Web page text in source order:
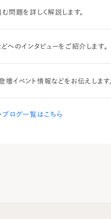
題を詳しく解説します。
のインタビューをご紹介します。
壇イベント情報などをお伝えします
ブログ一覧はこちら